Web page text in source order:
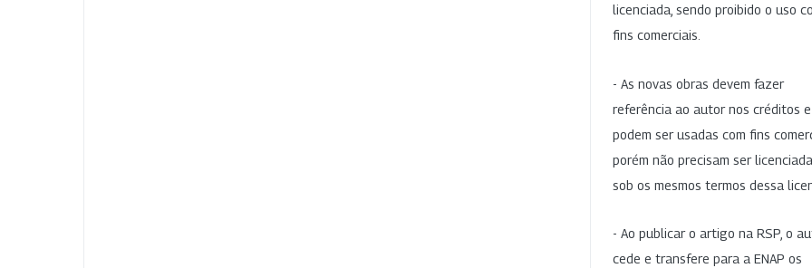
licenciada, sendo proibido o uso
fins comerciais.
- As novas obras devem fazer
referência ao autor nos créditos
podem ser usadas com fins
porém não precisam ser
sob os mesmos termos dessa
- Ao publicar o artigo na RSP, o
cede e transfere para a ENAP os